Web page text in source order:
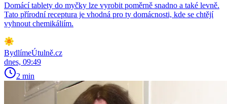
Domácí tablety do myčky lze vyrobit poměrně snadno a také levně.
Tato přírodní receptura je vhodná pro ty domácnosti, kde se chtějí
vyhnout chemikáliím.
BydlímeÚtulně.cz
dnes, 09:49
2 min